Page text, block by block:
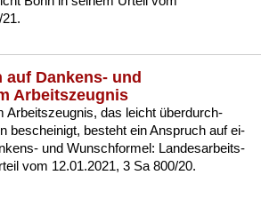
.
auf Dankens- und
Arbeitszeugnis
Ar­beits­zeug­nis, das leicht über­durch­
be­schei­nigt, be­steht ein An­spruch auf ei­
und Wunsch­for­mel: Lan­des­ar­beits­
vom 12.01.2021, 3 Sa 800/20.